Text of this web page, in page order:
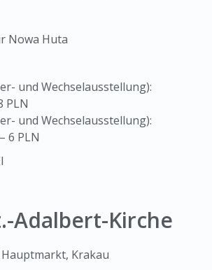
Nowa Huta
und Wechselausstellung):
PLN
und Wechselausstellung):
6 PLN
Adalbert-Kirche
Hauptmarkt, Krakau